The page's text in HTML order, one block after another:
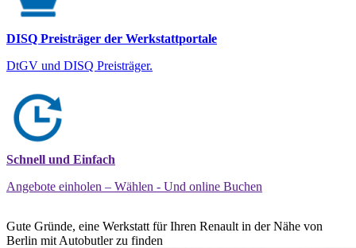
DISQ Preisträger der Werkstattportale
DtGV und DISQ Preisträger.
Schnell und Einfach
Angebote einholen – Wählen - Und online Buchen
Gute Gründe, eine Werkstatt für Ihren Renault in der Nähe von
Berlin mit Autobutler zu finden